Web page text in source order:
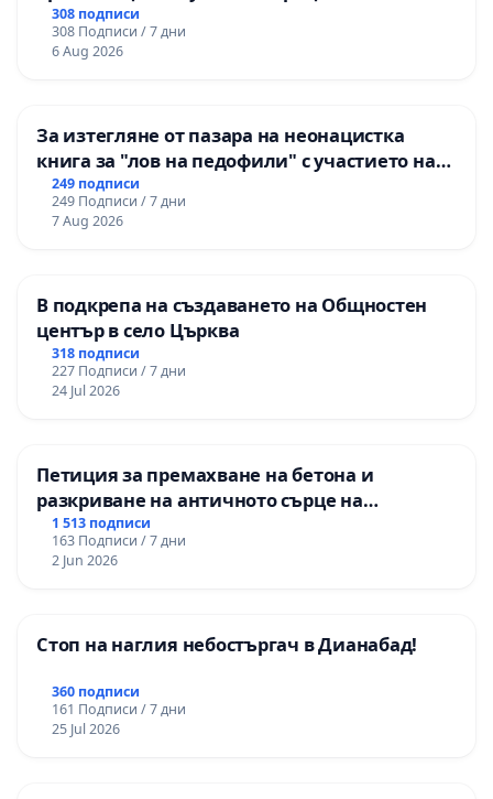
гарантиране на правото на равнопоставено
и качествено образование на учениците от
ОУ „Княз Александър I“ и Хуманитарна
308 подписи
308 Подписи / 7 дни
6 Aug 2026
За изтегляне от пазара на неонацистка
книга за "лов на педофили" с участието на
деца
249 подписи
249 Подписи / 7 дни
7 Aug 2026
В подкрепа на създаването на Общностен
център в село Църква
318 подписи
227 Подписи / 7 дни
24 Jul 2026
Петиция за премахване на бетона и
разкриване на античното сърце на
Могиланската могила във Враца
1 513 подписи
163 Подписи / 7 дни
2 Jun 2026
Стоп на наглия небостъргач в Дианабад!
360 подписи
161 Подписи / 7 дни
25 Jul 2026